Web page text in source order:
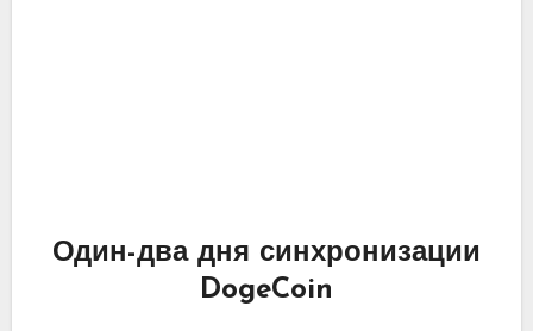
Один-два дня синхронизации
DogeCoin